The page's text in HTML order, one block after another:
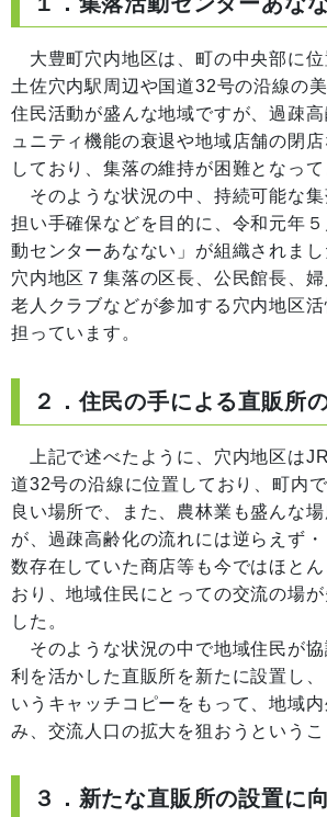
大豊町穴内地区は、町の中央部に
土佐穴内駅周辺や国道32号の沿線の
住民活動が盛んな地域ですが、過疎高
ュニティ機能の衰退や地域店舗の閉
しており、集落の維持が困難となって
そのような状況の中、持続可能な集
担い手確保などを目的に、令和元年
動センターあなない」が組織されまし
穴内地区７集落の区長、公民館長、婦
老人クラブなどが参加する穴内地区
担っています。
２．住民の手による直販所
上記で述べたように、穴内地区は
道32号の沿線に位置しており、町内
良い場所で、また、農林業も盛んな
が、過疎高齢化の流れには逆らえず
数存在していた商店等も今ではほと
おり、地域住民にとっての交流の場
した。
そのような状況の中で地域住民が協
利を活かした直販所を新たに設置し
いうキャッチコピーをもって、地域
み、交流人口の拡大を狙おうというこ
３．新たな直販所の設置に